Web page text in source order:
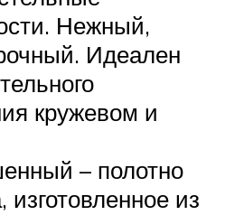
Нежный,
Идеален
кружевом и
– полотно
изготовленное из